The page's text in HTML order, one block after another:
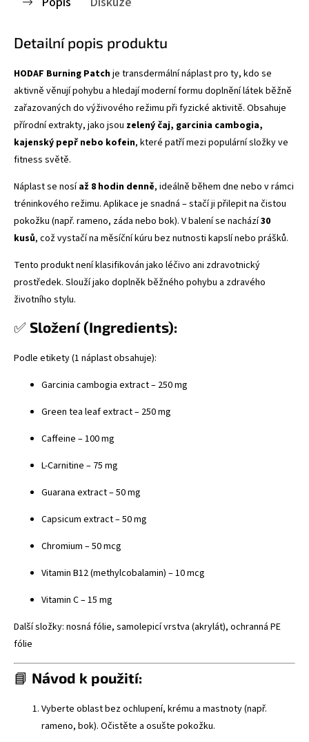
Detailní popis produktu
HODAF Burning Patchje transdermální náplast pro ty, kdo se
aktivně věnují pohybu a hledají moderní formu doplnění látek běžně
zařazovaných do výživového režimu při fyzické aktivitě. Obsahuje
přírodní extrakty, jako jsou zelený čaj, garcinia cambogia,
kajenský pepř nebo kofein, které patří mezi populární složky ve
fitness světě.
Náplast se nosíaž 8 hodin denně, ideálně během dne nebo v rámci
tréninkového režimu. Aplikace je snadná – stačí ji přilepit na čistou
pokožku (např. rameno, záda nebo bok). V balení se nachází30
kusů, což vystačí na měsíční kúru bez nutnosti kapslí nebo prášků.
Tento produkt není klasifikován jako léčivo ani zdravotnický
prostředek. Slouží jako doplněk běžného pohybu a zdravého
životního stylu.
✅ Složení (Ingredients):
Podle etikety (1 náplast obsahuje):
Garcinia cambogia extract – 250 mg
Green tea leaf extract – 250 mg
Caffeine – 100 mg
L-Carnitine – 75 mg
Guarana extract – 50 mg
Capsicum extract – 50 mg
Chromium – 50 mcg
Vitamin B12 (methylcobalamin) – 10 mcg
Vitamin C – 15 mg
Další složky: nosná fólie, samolepicí vrstva (akrylát), ochranná PE
fólie
📘 Návod k použití:
Vyberte oblast bez ochlupení, krému a mastnoty (např.
rameno, bok). Očistěte a osušte pokožku.